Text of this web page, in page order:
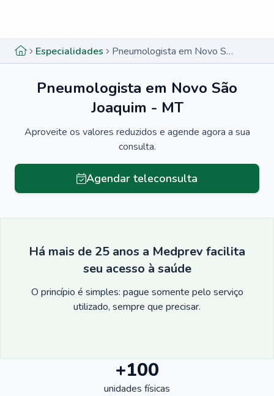
Especialidades Pneumologista em Novo São Joaquim - MT
Pneumologista em Novo São
Joaquim - MT
Aproveite os valores reduzidos e agende agora a sua
consulta.
Agendar teleconsulta
Há mais de 25 anos a Medprev facilita
seu acesso à saúde
O princípio é simples: pague somente pelo serviço
utilizado, sempre que precisar.
+100
unidades físicas